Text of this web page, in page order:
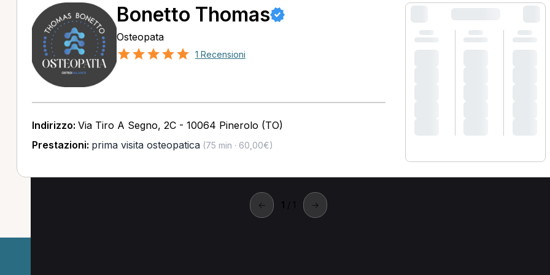
Bonetto Thomas
Osteopata
1 Recensioni
Indirizzo: Via Tiro A Segno, 2C - 10064 Pinerolo (TO)
Prestazioni: prima visita osteopatica(75 min · 60,00€)
← 1 / 1 →